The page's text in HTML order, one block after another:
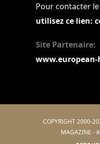
Pour contacter
utilisez ce lien:
Site Partenaire:
COPYRIGHT 2000-
MAGAZINE -